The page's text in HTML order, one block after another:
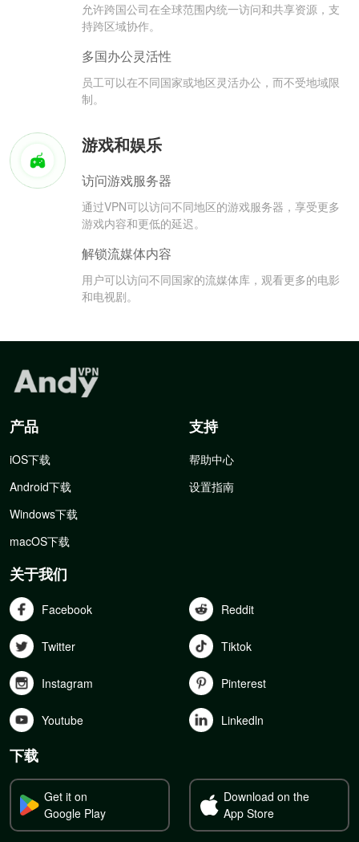
允许跨国公司在全球范围内统一访问和共享资源，支
持跨区域协作。
多国办公灵活性
员工可以在不同国家或地区灵活办公，而不受地域限
制。
游戏和娱乐
访问游戏服务器
通过VPN可以访问不同地区的游戏服务器，享受更多
游戏内容和更低的延迟。
解锁流媒体内容
用户可以访问不同国家的流媒体库，观看更多的电影
和电视剧。
产品
iOS下载
Android下载
Windows下载
macOS下载
支持
帮助中心
设置指南
关于我们
Facebook Reddit
Twitter Tiktok
Instagram Pinterest
Youtube Linkedln
下载
Get it on
Google Play
Download on the
App Store